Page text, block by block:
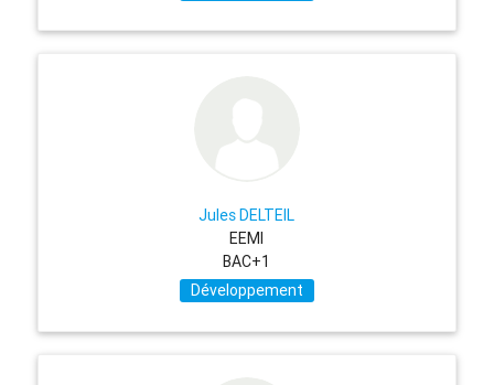
Jules DELTEIL
EEMI
BAC+1
Développement